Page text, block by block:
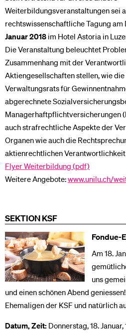
Weiterbildungsveranstaltungen sei
rechtswissenschaftliche Tagung
Januar 2018 im Hotel Astoria in
Die Veranstaltung beleuchtet
Zusammenhang mit der
Aktiengesellschaften stellen, wie
Verwaltungsrats für
abgerechnete
Managerhaftpflichtversicherungen
auch strafrechtliche Aspekte der
Organen wie auch die
aktienrechtlichen
Flyer Weiterbildung (pdf)
Weitere Angebote:www.unilu.ch/
SEKTION KSF
Fondue-
Am 18.
uns
und einen schönen Abend
Ehemaligen der KSF und natürlich
Datum, Zeit: Donnerstag, 18.